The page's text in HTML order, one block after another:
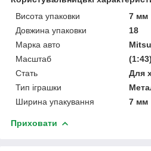
Висота упаковки
7 мм
Довжина упаковки
18
Марка авто
Масштаб
(1:43)
Стать
Для
Тип іграшки
Ширина упакування
7 мм
Приховати